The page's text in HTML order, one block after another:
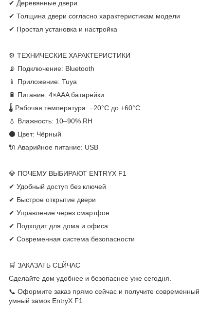
✔ Деревянные двери
✔ Толщина двери согласно характеристикам модели
✔ Простая установка и настройка
⚙ ТЕХНИЧЕСКИЕ ХАРАКТЕРИСТИКИ
📡 Подключение: Bluetooth
📱 Приложение: Tuya
🔋 Питание: 4×AAA батарейки
🌡 Рабочая температура: −20°C до +60°C
💧 Влажность: 10–90% RH
⚫ Цвет: Чёрный
🔌 Аварийное питание: USB
💎 ПОЧЕМУ ВЫБИРАЮТ ENTRYX F1
✔ Удобный доступ без ключей
✔ Быстрое открытие двери
✔ Управление через смартфон
✔ Подходит для дома и офиса
✔ Современная система безопасности
🛒 ЗАКАЗАТЬ СЕЙЧАС
Сделайте дом удобнее и безопаснее уже сегодня.
📞 Оформите заказ прямо сейчас и получите современный
умный замок EntryX F1